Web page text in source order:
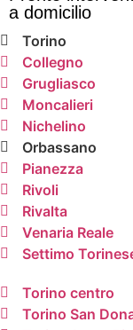
a domicilio
Torino
Collegno
Grugliasco
Moncalieri
Nichelino
Orbassano
Pianezza
Rivoli
Rivalta
Venaria Reale
Settimo
Torino centro
Torino San